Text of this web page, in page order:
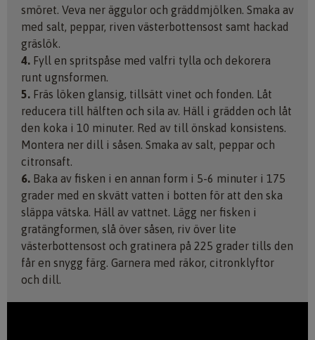
smöret. Veva ner äggulor och gräddmjölken. Smaka av
med salt, peppar, riven västerbottensost samt hackad
gräslök.
4. Fyll en spritspåse med valfri tylla och dekorera
runt ugnsformen.
5. Fräs löken glansig, tillsätt vinet och fonden. Låt
reducera till hälften och sila av. Häll i grädden och låt
den koka i 10 minuter. Red av till önskad konsistens.
Montera ner dill i såsen. Smaka av salt, peppar och
citronsaft.
6. Baka av fisken i en annan form i 5-6 minuter i 175
grader med en skvätt vatten i botten för att den ska
släppa vätska. Häll av vattnet. Lägg ner fisken i
gratängformen, slå över såsen, riv över lite
västerbottensost och gratinera på 225 grader tills den
får en snygg färg. Garnera med räkor, citronklyftor
och dill.